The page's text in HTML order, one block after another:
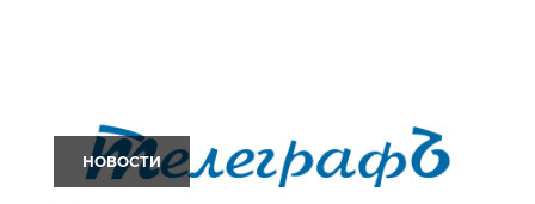
НОВОСТИ